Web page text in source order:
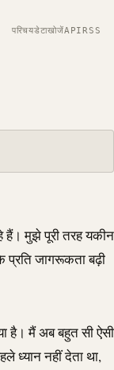
परिचयडेटाखोजेंAPIRSS
मुझे पूरी तरह यकीन
प्रति जागरूकता बढ़ी
है। मैं अब बहुत सी ऐसी
ध्यान नहीं देता था,